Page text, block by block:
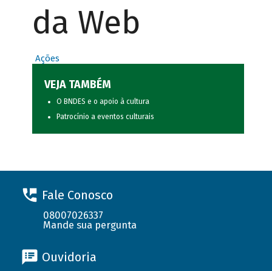
da Web
Ações
VEJA TAMBÉM
O BNDES e o apoio à cultura
Patrocínio a eventos culturais
Fale Conosco
08007026337
Mande sua pergunta
Ouvidoria